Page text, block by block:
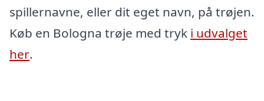
spillernavne, eller dit eget navn, på trøjen.
Køb en Bologna trøje med tryk i udvalget
her.